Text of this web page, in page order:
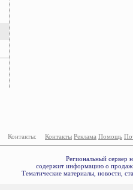
Контакты: Контакты Реклама Помощь
Региональный сервер
содержит информацию о
Тематические материалы, новости,